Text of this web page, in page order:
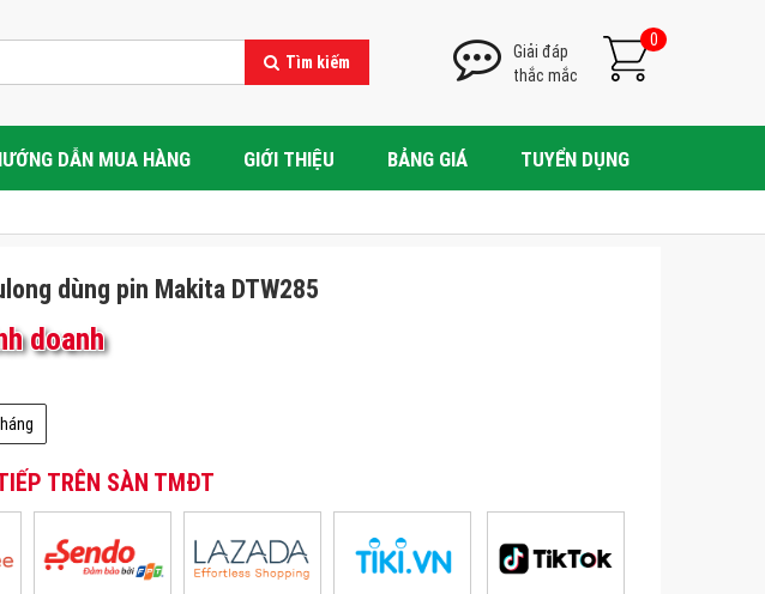
Tìm kiếm
Giải đáp
thắc mắc
0
DẪN MUA HÀNG GIỚI THIỆU BẢNG GIÁ TUYỂN DỤNG
dùng pin Makita DTW285
doanh
TRÊN SÀN TMĐT